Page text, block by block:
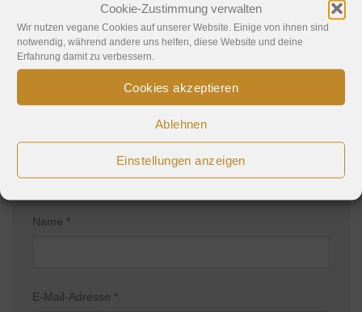
Cookie-Zustimmung verwalten
Wir nutzen vegane Cookies auf unserer Website. Einige von ihnen sind
notwendig, während andere uns helfen, diese Website und deine
Erfahrung damit zu verbessern.
Cookies akzeptieren
Ablehnen
Einstellungen anzeigen
Deine E-Mail-Adresse wird nicht veröffentlicht.
Erforderliche Felder sind mit
Name *
E-Mail-Adresse *